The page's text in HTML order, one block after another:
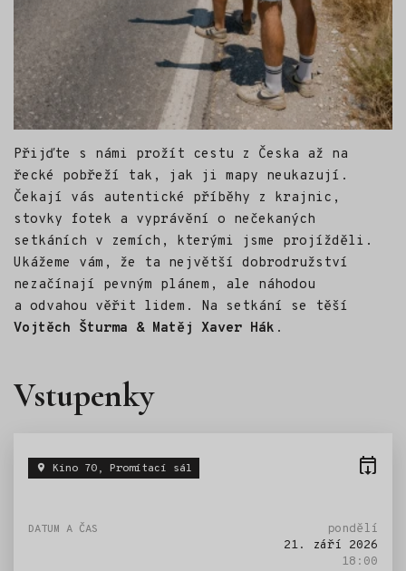
Přijďte s námi prožít cestu z Česka až na
řecké pobřeží tak, jak ji mapy neukazují.
Čekají vás autentické příběhy z krajnic,
stovky fotek a vyprávění o nečekaných
setkáních v zemích, kterými jsme projížděli.
Ukážeme vám, že ta největší dobrodružství
nezačínají pevným plánem, ale náhodou
a odvahou věřit lidem. Na setkání se těší
Vojtěch Šturma & Matěj Xaver Hák .
Vstupenky
Kino 70, Promítací sál
pondělí
21. září 2026
18:00